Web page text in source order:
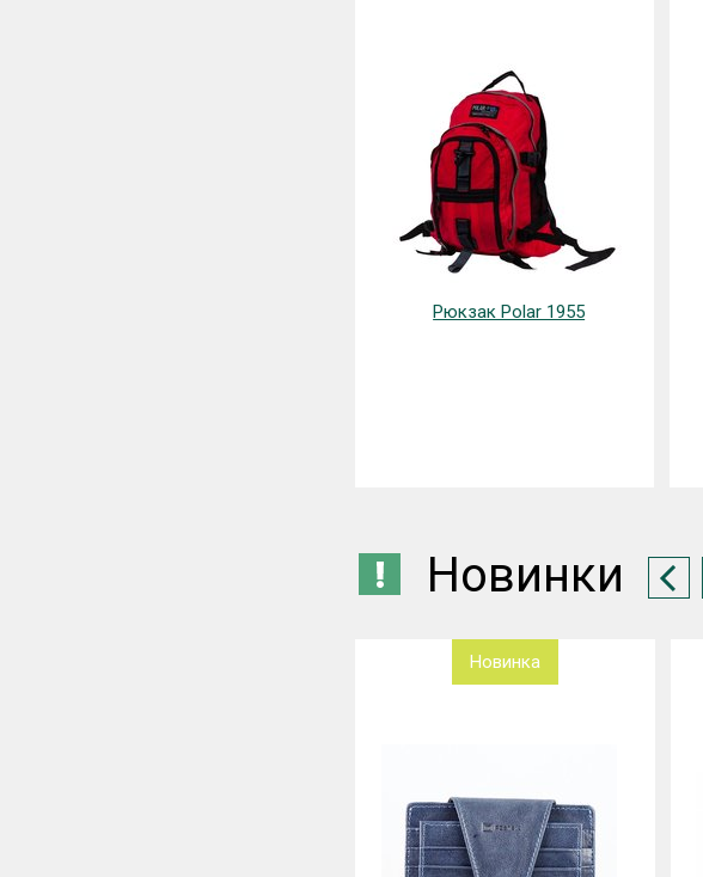
Рюкзак Polar 1955
Новинки
Новинка